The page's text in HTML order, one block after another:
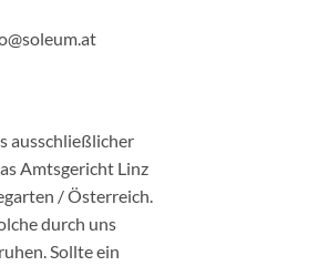
ausschließlicher
Amtsgericht Linz
/ Österreich.
durch uns
Sollte ein